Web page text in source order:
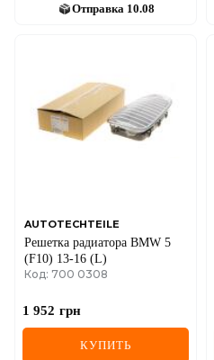
Отправка 10.08
AUTOTECHTEILE
Решетка радиатора BMW 5
(F10) 13-16 (L)
Код: 700 0308
1 952 грн
КУПИТЬ